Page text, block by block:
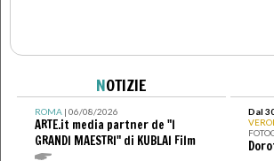
NOTIZIE
ROMA| 06/08/2026
ARTE.it media partner de "I
GRANDI MAESTRI" di KUBLAI Film
Dal